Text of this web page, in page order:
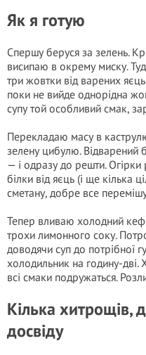
Як я готую
Спершу беруся за зелень.
висипаю в окрему миску.
три жовтки від варених
поки не вийде однорідна
супу той особливий смак,
Перекладаю масу в
зелену цибулю. Відварений
— і одразу до решти.
білки від яєць (і ще кілька
сметану, добре все
Тепер вливаю холодний
трохи лимонного соку.
доводячи суп до потрібної
холодильник на годину-дві.
всі смаки подружаться.
Кілька хитрощів,
досвіду